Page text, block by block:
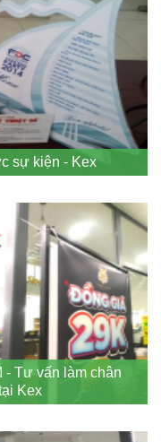
sự kiện - Kex
- Tư vấn làm chân
Kex